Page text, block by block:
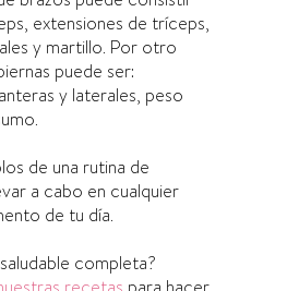
extensiones de tríceps,
y martillo. Por otro
puede ser:
y laterales, peso
de una rutina de
a cabo en cualquier
de tu día.
completa?